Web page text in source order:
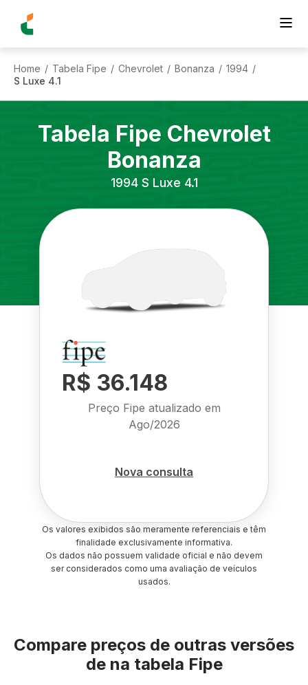
Home / Tabela Fipe / Chevrolet / Bonanza / 1994 /
S Luxe 4.1
Tabela Fipe Chevrolet
Bonanza
1994 S Luxe 4.1
R$ 36.148
Preço Fipe atualizado em
Ago/2026
Nova consulta
Os valores exibidos são meramente referenciais e têm
finalidade exclusivamente informativa.
Os dados não possuem validade oficial e não devem
ser considerados como uma avaliação de veículos
usados.
Compare preços de outras versões
de na tabela Fipe